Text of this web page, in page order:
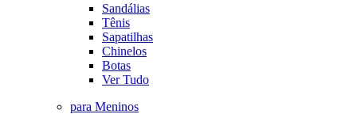
Sandálias
Tênis
Sapatilhas
Chinelos
Botas
Ver Tudo
para Meninos